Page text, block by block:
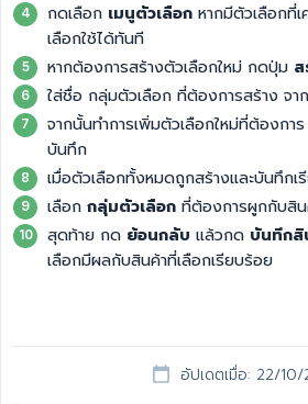
กดเลือก เมนูตัวเลือก หากมีตัวเลือกที่
เลือกใช้ได้ทันที
หากต้องการสร้างตัวเลือกใหม่ กดปุ่ม ส
ใส่ชื่อ กลุ่มตัวเลือก ที่ต้องการสร้าง จ
จากนั้นทำการเพิ่มตัวเลือกใหม่ที่ต้องกา
บันทึก
เมื่อตัวเลือกทั้งหมดถูกสร้างและบันทึกเ
เลือก กลุ่มตัวเลือก ที่ต้องการผูกกับสิ
สุดท้าย กด ย้อนกลับ แล้วกด บันทึกสิ
เลือกมีผลกับสินค้าที่เลือกเรียบร้อย
อัปเดตเมื่อ: 22/